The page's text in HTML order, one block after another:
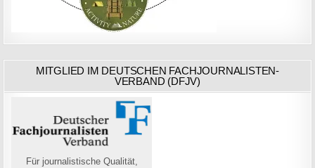
MITGLIED IM DEUTSCHEN FACHJOURNALISTEN-
VERBAND (DFJV)
Für journalistische Qualität,